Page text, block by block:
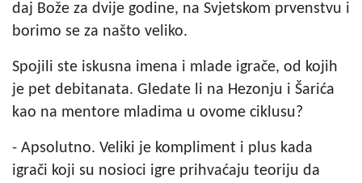
daj Bože za dvije godine, na Svjetskom prvenstvu i
borimo se za našto veliko.
Spojili ste iskusna imena i mlade igrače, od kojih
je pet debitanata. Gledate li na Hezonju i Šarića
kao na mentore mladima u ovome ciklusu?
- Apsolutno. Veliki je kompliment i plus kada
igrači koji su nosioci igre prihvaćaju teoriju da